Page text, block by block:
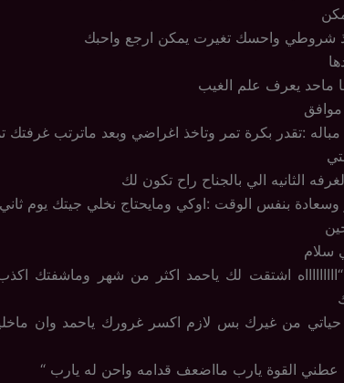
شروطي واحسك تغيرت يمكن ارجع واحبك
ماحد يعرف علم الغيب
موافق
مباله :تقدر بكرة تمر وتاخذ اغراضي وبعد ماترتب غرفتك
الثانيه الي بالجناح راح تكون لك
وسعادة بنفس الوقت :اوكي ومايحتاج نخلي جيتك يوم
سلام
اشتقت لك ياحمد اكثر من شهر وماشفتك
حياتي من غيرك بس لازم اكسر غرورك ياحمد وان
عطني القوة يارب مااضعف قدامه واحن له يارب “